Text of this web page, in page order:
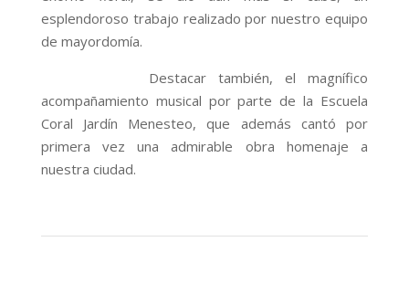
esplendoroso trabajo realizado por nuestro equipo
de mayordomía.
Destacar también, el magnífico
acompañamiento musical por parte de la Escuela
Coral Jardín Menesteo, que además cantó por
primera vez una admirable obra homenaje a
nuestra ciudad.